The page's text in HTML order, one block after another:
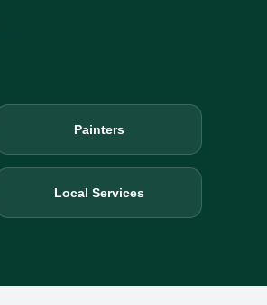
Painters
Local Services